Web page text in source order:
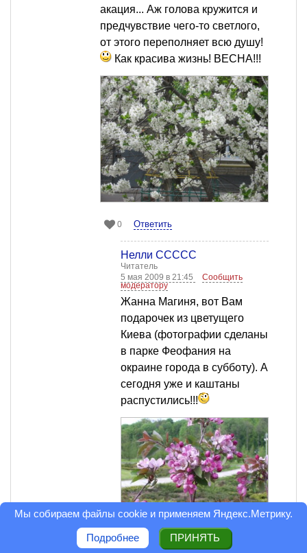
акация... Аж голова кружится и
предчувствие чего-то светлого,
от этого переполняет всю душу!
Как красива жизнь! ВЕСНА!!!
0 Ответить
Нелли ССССС
Читатель
5 мая 2009 в 21:45
Сообщить
модератору
Жанна Магиня, вот Вам
подарочек из цветущего
Киева (фотографии сделаны
в парке Феофания на
окраине города в субботу). А
сегодня уже и каштаны
распустились!!!
Оценка статьи: 4
Мы собираем файлы cookie и применяем Яндекс.Метрику.
Подробнее ПРИНЯТЬ